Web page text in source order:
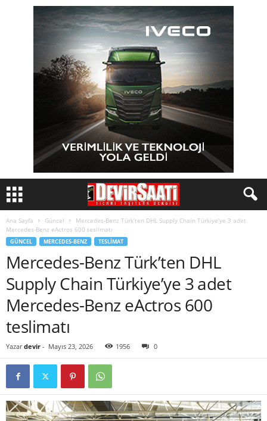
Ana Sayfa Güncel
Mercedes-Benz Türk’ten DHL Supply Chain Türkiye’ye 3 adet
Mercedes-Benz eActros 600 teslimatı
GÜNCEL MERCEDES-BENZ TESLIMAT
Mercedes-Benz Türk’ten DHL
Supply Chain Türkiye’ye 3 adet
Mercedes-Benz eActros 600
teslimatı
Yazar devir - Mayıs 23, 2026 1956 0